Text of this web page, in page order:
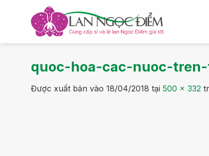
dung
quoc-hoa-cac-nuoc-
Được xuất bản vào 18/04/2018 tại 500 × 332